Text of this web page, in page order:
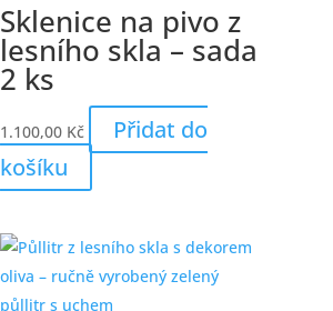
Sklenice na pivo z
lesního skla – sada
2 ks
1.100,00 Kč
Přidat do
košíku